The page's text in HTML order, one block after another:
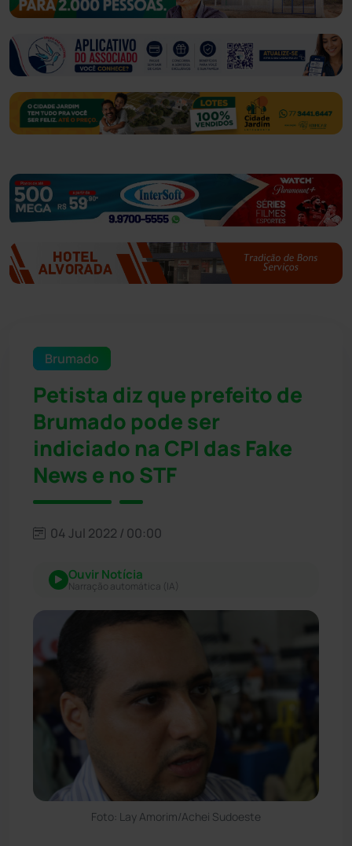
Brumado
Petista diz que prefeito de
Brumado pode ser
indiciado na CPI das Fake
News e no STF
04 Jul 2022 / 00:00
Ouvir Notícia
Narração automática (IA)
Foto: Lay Amorim/Achei Sudoeste